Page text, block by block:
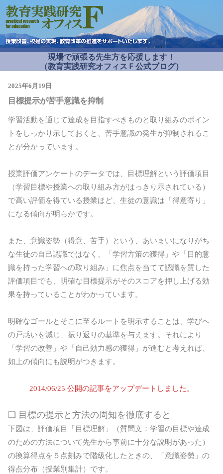
現場で頑張る先生方を応援します！
（教育実践研究オフィスＦ公式ブログ）
2025年6月19日
目標提示が苦手意識を抑制
学習活動を通じて達成を目指すべきものと取り組みのポイン
トをしっかり示しておくと、苦手意識の発生が抑制されるこ
とが分かっています。
授業評価アンケートのデータでは、目標理解という評価項目
（学習目標や授業への取り組み方がはっきり示されている）
で高い評価を得ている授業ほど、生徒の意識は「得意寄り」
になる傾向が明らかです。
また、意識姿勢（得意、苦手）という、あいまいになりがち
な生徒の自己認識ではなく、「学習方策の獲得」や「目的意
識を持った学習への取り組み」に焦点を当てて認識を質した
評価項目でも、明確な目標提示がそのスコアを押し上げる効
果を持っていることがわかっています。
明確なゴールとそこに至るルートを明示することは、学びへ
の戸惑いを減じ、振り返りの基準を与えます。それにより
「学習の改善」や「自己効力感の獲得」が進むと考えれば、
如上の傾向にも説明がつきます。
2014/06/25 公開の記事をアップデートしました。
❏ 目標の提示と方法の周知を徹底すると
下図は、評価項目「目標理解」（質問文：学習の目標や達成
のための方法について先生から事前に十分な説明があった）
の換算得点を５点刻みで階級化したときの、「意識姿勢」の
得点分布（授業別集計）です。